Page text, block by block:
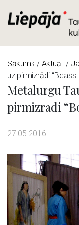
Sākums / Aktuāli /
uz pirmizrādi “Boass
Metalurgu
pirmizrādi
27.05.2016